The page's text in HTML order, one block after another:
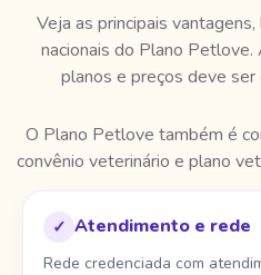
Veja as principais
nacionais do Plano
planos e preços deve ser
O Plano Petlove também é
convênio veterinário e plano
✓ Atendimento e rede
Rede credenciada com